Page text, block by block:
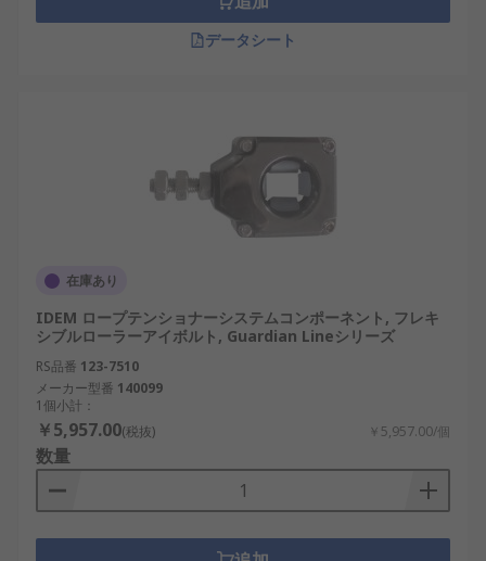
データシート
在庫あり
IDEM ロープテンショナーシステムコンポーネント, フレキ
シブルローラーアイボルト, Guardian Lineシリーズ
RS品番 123-7510
メーカー型番 140099
1個小計：
￥5,957.00(税抜) ￥5,957.00/個
数量